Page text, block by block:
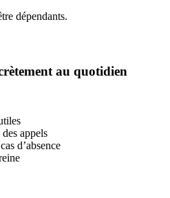
dépendants.
au quotidien
appels
d’absence